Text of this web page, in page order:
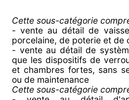
Cette sous-catégorie
- vente au détail de
porcelaine, de poterie et de
- vente au détail de
que les dispositifs de
et chambres fortes, sans
ou de maintenance
Cette sous-catégorie